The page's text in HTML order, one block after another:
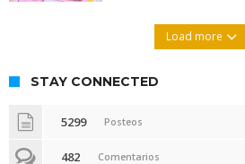
Load more
STAY CONNECTED
5299 Posteos
482 Comentarios